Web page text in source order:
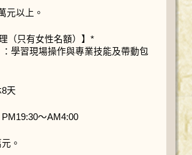
元以上。
（只有女性名額）】*
學習現場操作與專業技能及帶動包
天
PM19:30～AM4:00
。